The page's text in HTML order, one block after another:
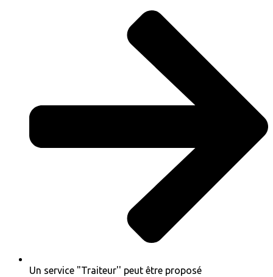
Un service "Traiteur'' peut être proposé